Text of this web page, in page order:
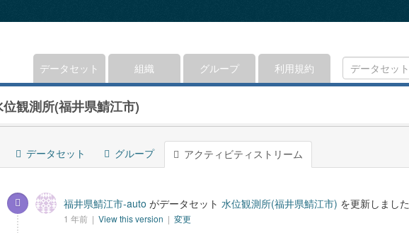
データセット 組織 グループ 利用規約
位観測所(福井県鯖江市)
データセット グループ アクティビティストリーム
福井県鯖江市-auto がデータセット 水位観測所(福井県鯖江市) を更新しました
1 年前 | View this version | 変更